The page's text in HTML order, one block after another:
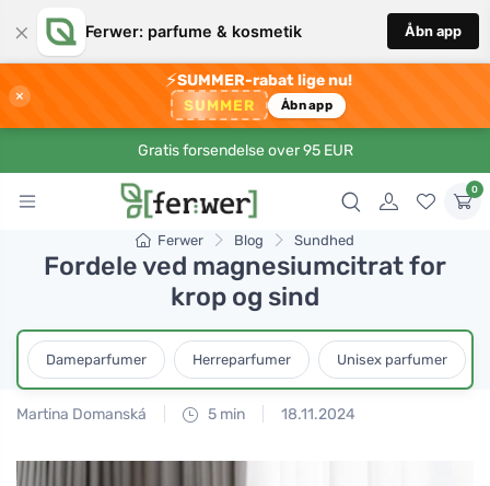
× Ferwer: parfume & kosmetik Åbn app
×
⚡SUMMER-rabat lige nu!
SUMMER Åbn app
Gratis forsendelse over 95 EUR
0
Ferwer Blog Sundhed
Fordele ved magnesiumcitrat for
krop og sind
Dameparfumer Herreparfumer Unisex parfumer
Martina Domanská 5 min 18.11.2024